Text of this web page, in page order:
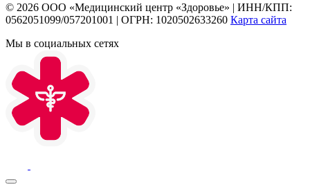
© 2026 ООО «Медицинский центр «Здоровье» | ИНН/КПП:
0562051099/057201001 | ОГРН: 1020502633260 Карта сайта
Мы в социальных сетях